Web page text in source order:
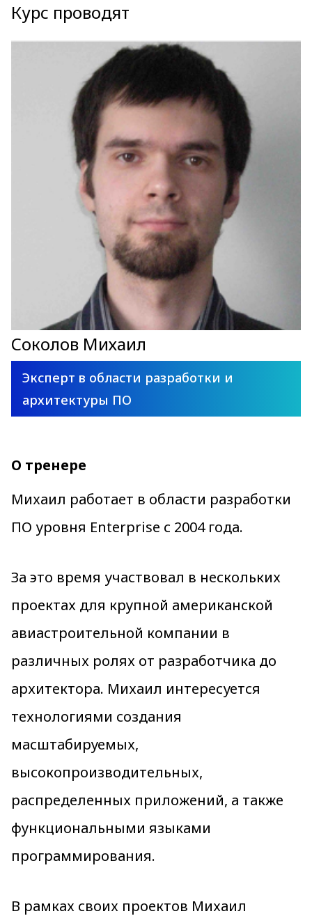
Курс проводят
Соколов Михаил
Эксперт в области разработки и
архитектуры ПО
О тренере
Михаил работает в области разработки
ПО уровня Enterprise с 2004 года.
За это время участвовал в нескольких
проектах для крупной американской
авиастроительной компании в
различных ролях от разработчика до
архитектора. Михаил интересуется
технологиями создания
масштабируемых,
высокопроизводительных,
распределенных приложений, а также
функциональными языками
программирования.
В рамках своих проектов Михаил